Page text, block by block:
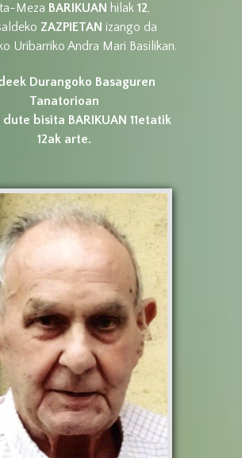
Meza BARIKUAN hilak12,
ZAZPIETAN izango da
Uribarriko Andra Mari Basilikan.
Durangoko Basaguren
Tanatorioan
bisita BARIKUAN 11etatik
12ak arte.